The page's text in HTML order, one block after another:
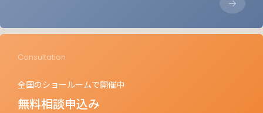
Consultation
全国のショールームで開催中
無料相談申込み